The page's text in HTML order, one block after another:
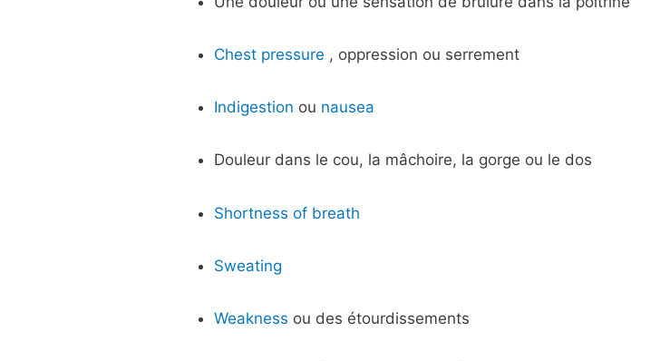
Chest pressure , oppression ou serrement
Indigestion ou nausea
Douleur dans le cou, la mâchoire, la gorge ou le dos
Shortness of breath
Sweating
Weakness ou des étourdissements